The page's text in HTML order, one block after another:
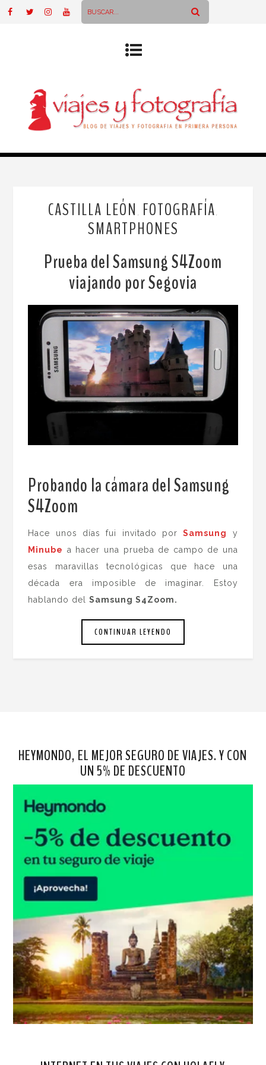
CASTILLA LEÓN FOTOGRAFÍA
SMARTPHONES
Prueba del Samsung S4Zoom
viajando por Segovia
Probando la cámara del Samsung
S4Zoom
Hace unos días fui invitado porSamsung
y
Minube a hacer una prueba de campo de una
esas maravillas tecnológicas que hace una
década era imposible de imaginar. Estoy
hablando delSamsung S4Zoom.
CONTINUAR LEYENDO
HEYMONDO, EL MEJOR SEGURO DE VIAJES. Y CON
UN 5% DE DESCUENTO